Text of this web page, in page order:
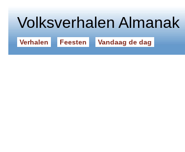
Volksverhalen Almanak
Verhalen Feesten Vandaag de dag